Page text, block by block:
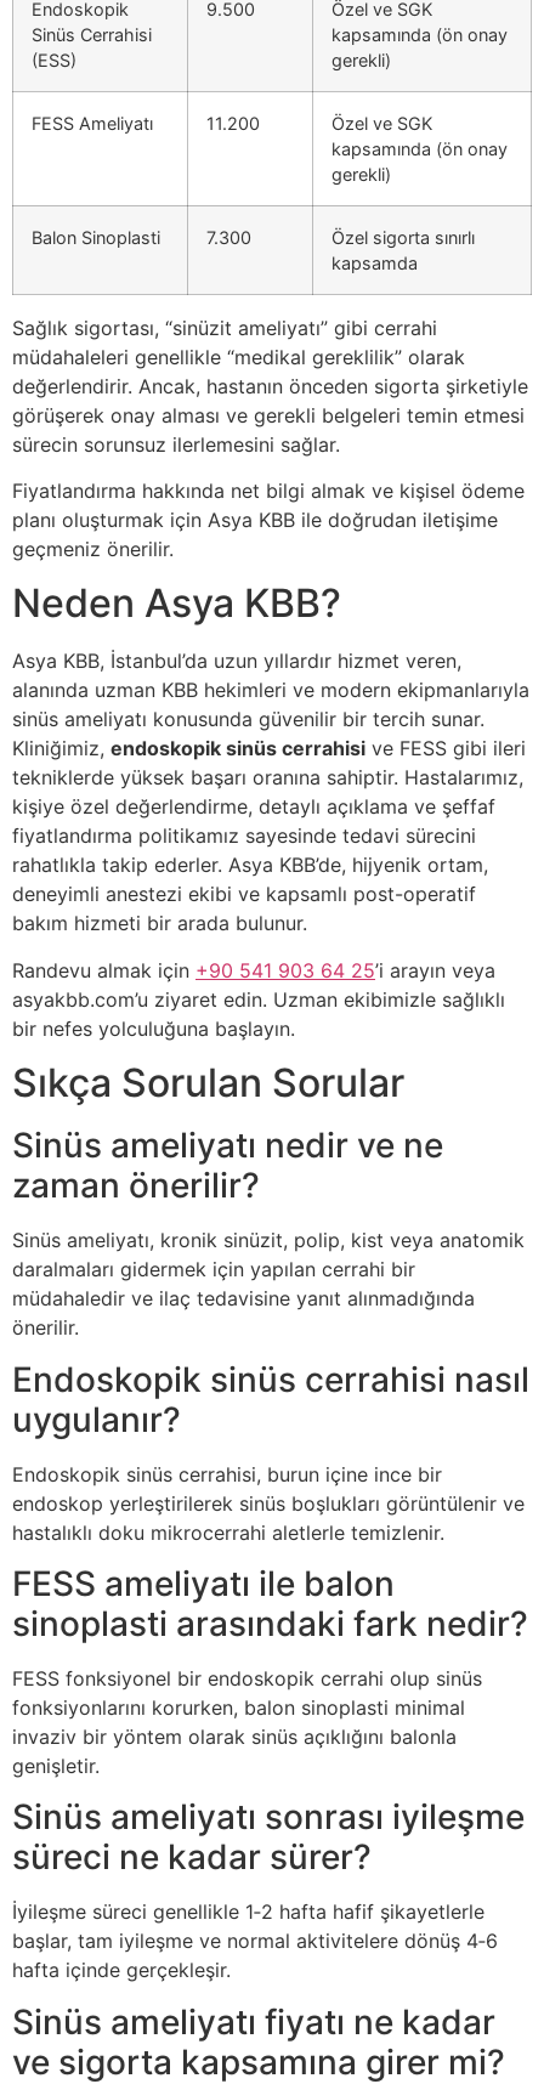
Endoskopik
Sinüs Cerrahisi
(ESS)
9.500
Özel ve SGK
kapsamında (ön onay
gerekli)
FESS Ameliyatı 11.200
Özel ve SGK
kapsamında (ön onay
gerekli)
Balon Sinoplasti 7.300
Özel sigorta sınırlı
kapsamda
Sağlık sigortası, “sinüzit ameliyatı” gibi cerrahi
müdahaleleri genellikle “medikal gereklilik” olarak
değerlendirir. Ancak, hastanın önceden sigorta şirketiyle
görüşerek onay alması ve gerekli belgeleri temin etmesi
sürecin sorunsuz ilerlemesini sağlar.
Fiyatlandırma hakkında net bilgi almak ve kişisel ödeme
planı oluşturmak için Asya KBB ile doğrudan iletişime
geçmeniz önerilir.
Neden Asya KBB?
Asya KBB, İstanbul’da uzun yıllardır hizmet veren,
alanında uzman KBB hekimleri ve modern ekipmanlarıyla
sinüs ameliyatı konusunda güvenilir bir tercih sunar.
Kliniğimiz, endoskopik sinüs cerrahisi ve FESS gibi ileri
tekniklerde yüksek başarı oranına sahiptir. Hastalarımız,
kişiye özel değerlendirme, detaylı açıklama ve şeffaf
fiyatlandırma politikamız sayesinde tedavi sürecini
rahatlıkla takip ederler. Asya KBB’de, hijyenik ortam,
deneyimli anestezi ekibi ve kapsamlı post-operatif
bakım hizmeti bir arada bulunur.
Randevu almak için +90 541 903 64 25’i arayın veya
asyakbb.com’u ziyaret edin. Uzman ekibimizle sağlıklı
bir nefes yolculuğuna başlayın.
Sıkça Sorulan Sorular
Sinüs ameliyatı nedir ve ne
zaman önerilir?
Sinüs ameliyatı, kronik sinüzit, polip, kist veya anatomik
daralmaları gidermek için yapılan cerrahi bir
müdahaledir ve ilaç tedavisine yanıt alınmadığında
önerilir.
Endoskopik sinüs cerrahisi nasıl
uygulanır?
Endoskopik sinüs cerrahisi, burun içine ince bir
endoskop yerleştirilerek sinüs boşlukları görüntülenir ve
hastalıklı doku mikrocerrahi aletlerle temizlenir.
FESS ameliyatı ile balon
sinoplasti arasındaki fark nedir?
FESS fonksiyonel bir endoskopik cerrahi olup sinüs
fonksiyonlarını korurken, balon sinoplasti minimal
invaziv bir yöntem olarak sinüs açıklığını balonla
genişletir.
Sinüs ameliyatı sonrası iyileşme
süreci ne kadar sürer?
İyileşme süreci genellikle 1‑2 hafta hafif şikayetlerle
başlar, tam iyileşme ve normal aktivitelere dönüş 4‑6
hafta içinde gerçekleşir.
Sinüs ameliyatı fiyatı ne kadar
ve sigorta kapsamına girer mi?